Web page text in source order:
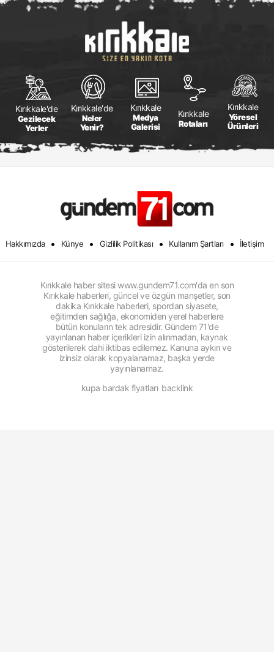
Kırıkkale'de
Gezilecek
Yerler
Kırıkkale'de
Neler
Yenir?
Kırıkkale
Medya
Galerisi
Kırıkkale
Rotaları
Kırıkkale
Yöresel
Ürünleri
Hakkımızda • Künye • Gizlilik Politikası • Kullanım Şartları • İletişim
Kırıkkale haber sitesi www.gundem71.com'da en son
Kırıkkale haberleri, güncel ve özgün manşetler, son
dakika Kırıkkale haberleri, spordan siyasete,
eğitimden sağlığa, ekonomiden yerel haberlere
bütün konuların tek adresidir. Gündem 71'de
yayınlanan haber içerikleri izin alınmadan, kaynak
gösterilerek dahi iktibas edilemez. Kanuna aykırı ve
izinsiz olarak kopyalanamaz, başka yerde
yayınlanamaz.
kupa bardak fiyatları backlink